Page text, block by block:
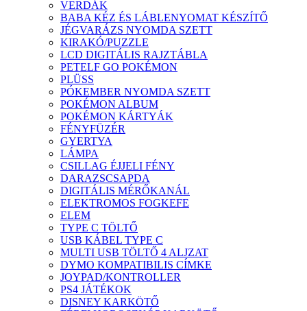
VERDÁK
BABA KÉZ ÉS LÁBLENYOMAT KÉSZÍTŐ
JÉGVARÁZS NYOMDA SZETT
KIRAKÓ/PUZZLE
LCD DIGITÁLIS RAJZTÁBLA
PETELF GO POKÉMON
PLÜSS
PÓKEMBER NYOMDA SZETT
POKÉMON ALBUM
POKÉMON KÁRTYÁK
FÉNYFÜZÉR
GYERTYA
LÁMPA
CSILLAG ÉJJELI FÉNY
DARAZSCSAPDA
DIGITÁLIS MÉRŐKANÁL
ELEKTROMOS FOGKEFE
ELEM
TYPE C TÖLTŐ
USB KÁBEL TYPE C
MULTI USB TÖLTŐ 4 ALJZAT
DYMO KOMPATIBILIS CÍMKE
JOYPAD/KONTROLLER
PS4 JÁTÉKOK
DISNEY KARKÖTŐ